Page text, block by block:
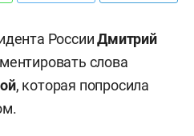
РоссииДмитрий
слова
, которая попросила